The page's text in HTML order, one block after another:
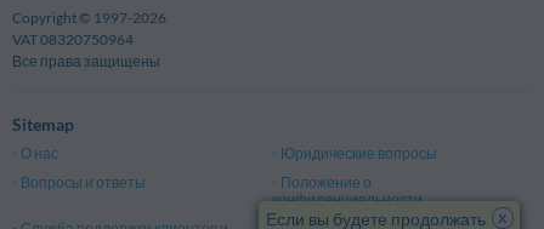
Copyright © 1997-2026
VAT 08320750964
Все права защищены
Sitemap
О нас
Юридические вопросы
Вопросы и ответы
Положение о
конфиденциальности
x
Если вы будете продолжать